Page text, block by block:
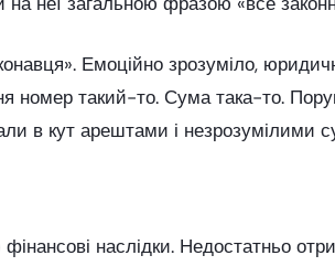
Емоційно зрозуміло,
номер такий-то. Сума така-то.
в кут арештами і незрозумілими
наслідки. Недостатньо